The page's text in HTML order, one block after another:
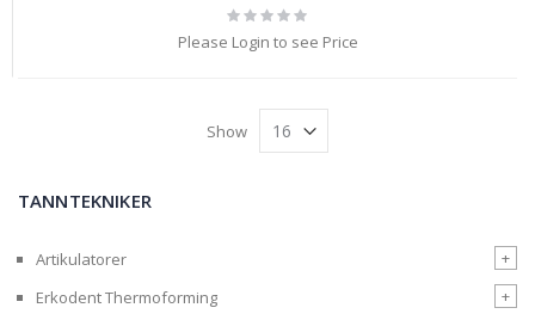
Rating:
0%
Please Login to see Price
Show
TANNTEKNIKER
Artikulatorer
+
Erkodent Thermoforming
+